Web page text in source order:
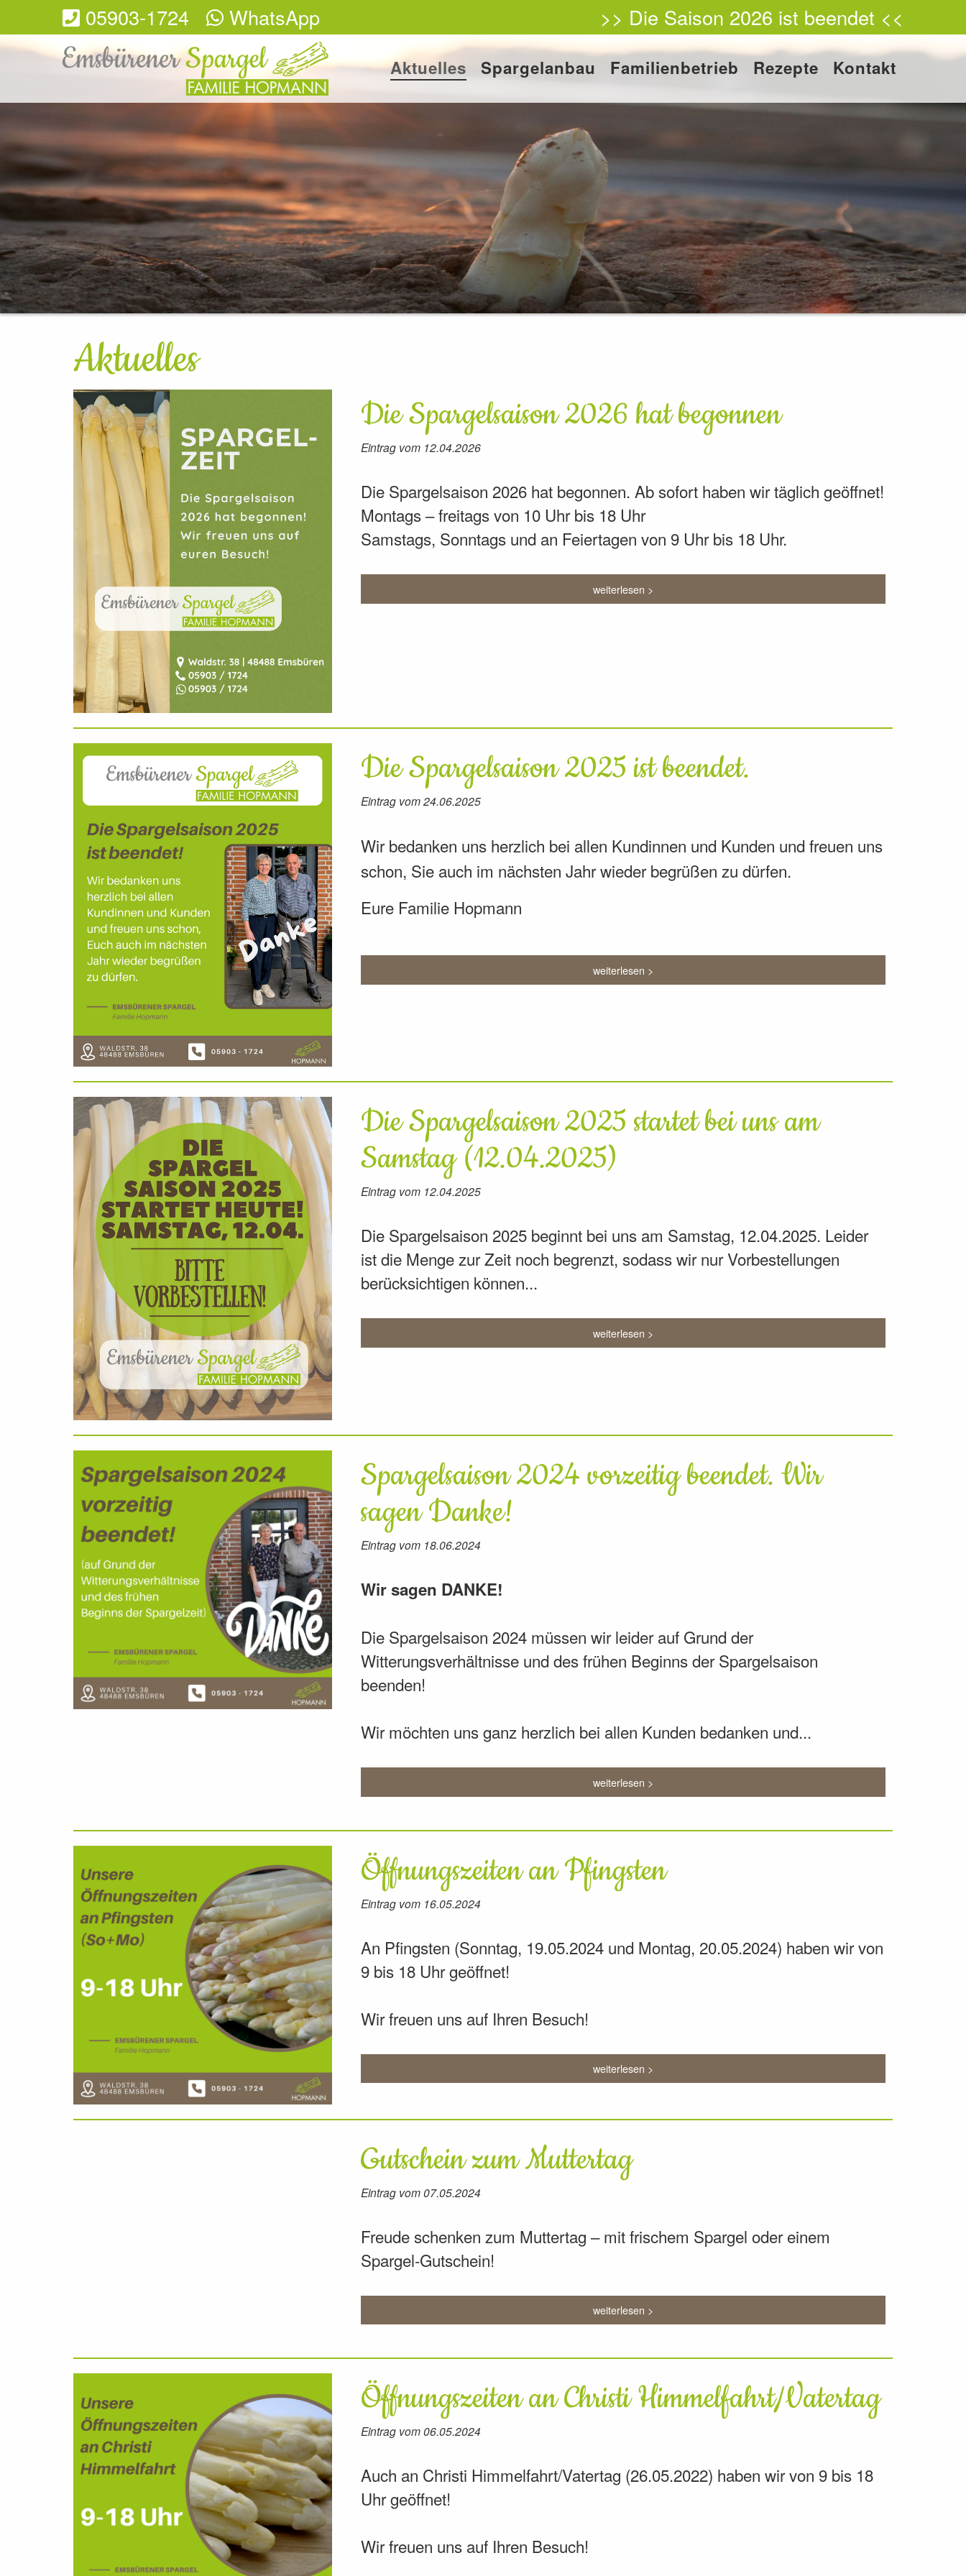
05903-1724 WhatsApp >> Die Saison 2026 ist beendet <<
Aktuelles Spargelanbau Familienbetrieb Rezepte Kontakt
Aktuelles
Die Spargelsaison 2026 hat begonnen
Eintrag vom 12.04.2026
Die Spargelsaison 2026 hat begonnen. Ab sofort haben wir täglich geöffnet!
Montags – freitags von 10 Uhr bis 18 Uhr
Samstags, Sonntags und an Feiertagen von 9 Uhr bis 18 Uhr.
weiterlesen >
Die Spargelsaison 2025 ist beendet.
Eintrag vom 24.06.2025
Wir bedanken uns herzlich bei allen Kundinnen und Kunden und freuen uns
schon, Sie auch im nächsten Jahr wieder begrüßen zu dürfen.
Eure Familie Hopmann
weiterlesen >
Die Spargelsaison 2025 startet bei uns am
Samstag (12.04.2025)
Eintrag vom 12.04.2025
Die Spargelsaison 2025 beginnt bei uns am Samstag, 12.04.2025. Leider
ist die Menge zur Zeit noch begrenzt, sodass wir nur Vorbestellungen
berücksichtigen können...
weiterlesen >
Spargelsaison 2024 vorzeitig beendet. Wir
sagen Danke!
Eintrag vom 18.06.2024
Wir sagen DANKE!
Die Spargelsaison 2024 müssen wir leider auf Grund der
Witterungsverhältnisse und des frühen Beginns der Spargelsaison
beenden!
Wir möchten uns ganz herzlich bei allen Kunden bedanken und...
weiterlesen >
Öffnungszeiten an Pfingsten
Eintrag vom 16.05.2024
An Pfingsten (Sonntag, 19.05.2024 und Montag, 20.05.2024) haben wir von
9 bis 18 Uhr geöffnet!
Wir freuen uns auf Ihren Besuch!
weiterlesen >
Gutschein zum Muttertag
Eintrag vom 07.05.2024
Freude schenken zum Muttertag – mit frischem Spargel oder einem
Spargel-Gutschein!
weiterlesen >
Öffnungszeiten an Christi Himmelfahrt/Vatertag
Eintrag vom 06.05.2024
Auch an Christi Himmelfahrt/Vatertag (26.05.2022) haben wir von 9 bis 18
Uhr geöffnet!
Wir freuen uns auf Ihren Besuch!